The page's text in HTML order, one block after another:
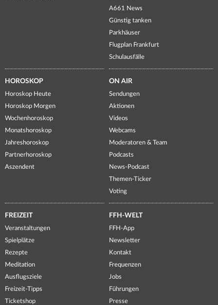
A661 News
Günstig tanken
Parkhäuser
Flugplan Frankfurt
Schulausfälle
HOROSKOP
Horoskop Heute
Horoskop Morgen
Wochenhoroskop
Monatshoroskop
Jahreshoroskop
Partnerhoroskop
Aszendent
ON AIR
Sendungen
Aktionen
Videos
Webcams
Moderatoren & Team
Podcasts
News-Podcast
Themen-Ticker
Voting
FREIZEIT
Veranstaltungen
Spielplätze
Rezepte
Meditation
Ausflugsziele
Freizeit-Tipps
Ticketshop
FFH-WELT
FFH-App
Newsletter
Kontakt
Frequenzen
Jobs
Führungen
Presse